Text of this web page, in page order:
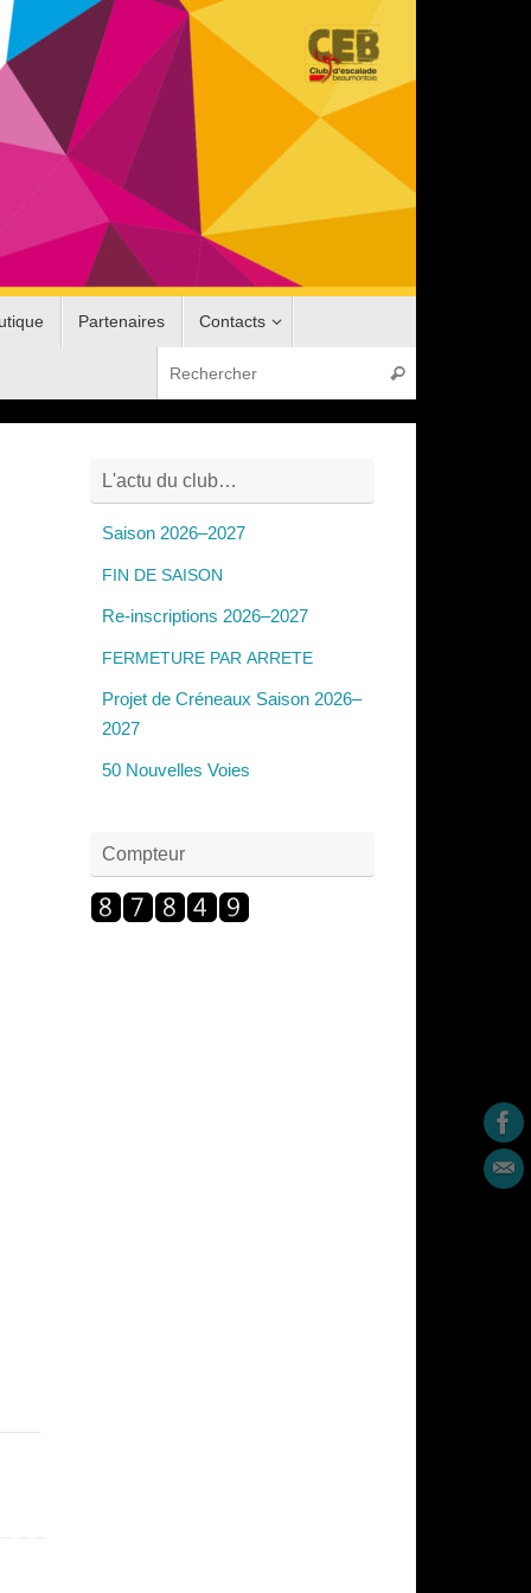
Partenaires Contacts
Rechercher
L'actu du club…
Saison 2026–2027
FIN DE SAISON
Re-inscriptions 2026–2027
FERMETURE PAR ARRETE
Projet de Créneaux Saison 2026–
2027
50 Nouvelles Voies
Compteur